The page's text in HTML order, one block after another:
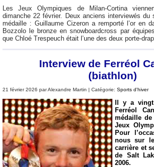
Les Jeux Olympiques de Milan-Cortina
dimanche 22 février. Deux anciens interviewés
médaille : Guillaume Cizeron a remporté l’or en
Bozzolo le bronze en snowboardcross par
que Chloé Trespeuch était l’une des deux porte-
Interview de Ferréol
(biathlon)
21 février 2026 par Alexandre Martin | Catégorie: Sports d'hiver
Il y a
Ferréol
médaille
Jeux
Pour
nous sur
carrière et
de Salt
2006.